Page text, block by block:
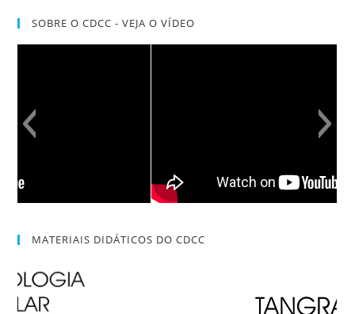
SOBRE O CDCC - VEJA O VÍDEO
MATERIAIS DIDÁTICOS DO CDCC